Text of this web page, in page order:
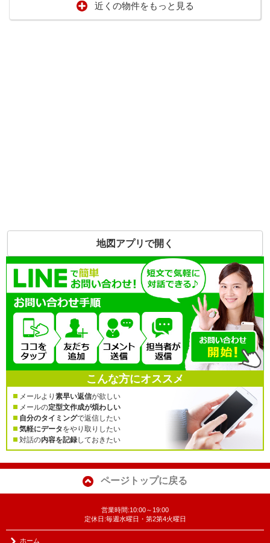
近くの物件をもっと見る
地図アプリで開く
こんな方にオススメ
メールより 素早い返信が欲しい
メールの定型文作成が煩わしい
自分のタイミングで返信したい
気軽にデータをやり取りしたい
対話の内容を記録しておきたい
ページトップに戻る
営業時間:10:00～19:00
定休日:毎週水曜日・第2第4火曜日
ホーム